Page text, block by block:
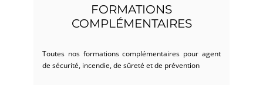
FORMATIONS
COMPLÉMENTAIRES
Toutes nos formations complémentaires pour agent
de sécurité, incendie, de sûreté et de prévention